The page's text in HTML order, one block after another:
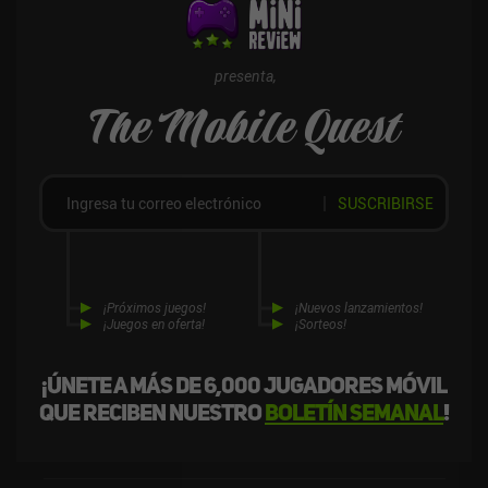
nuevos trabajos y desbloquear y mejorar héroes más rápidamente.
Afortunadamente, todos ellos son innecesarios para el juego
casual, que es como creo que se disfruta mejor el juego.
presenta,
The Mobile Quest
¡Únete a más de 6,000 jugadores móvil
que reciben nuestroboletín semanal!
¡Próximos juegos!
¡Juegos en oferta!
¡Nuevos lanzamientos!
¡Sorteos!
SUSCRIBIRSE